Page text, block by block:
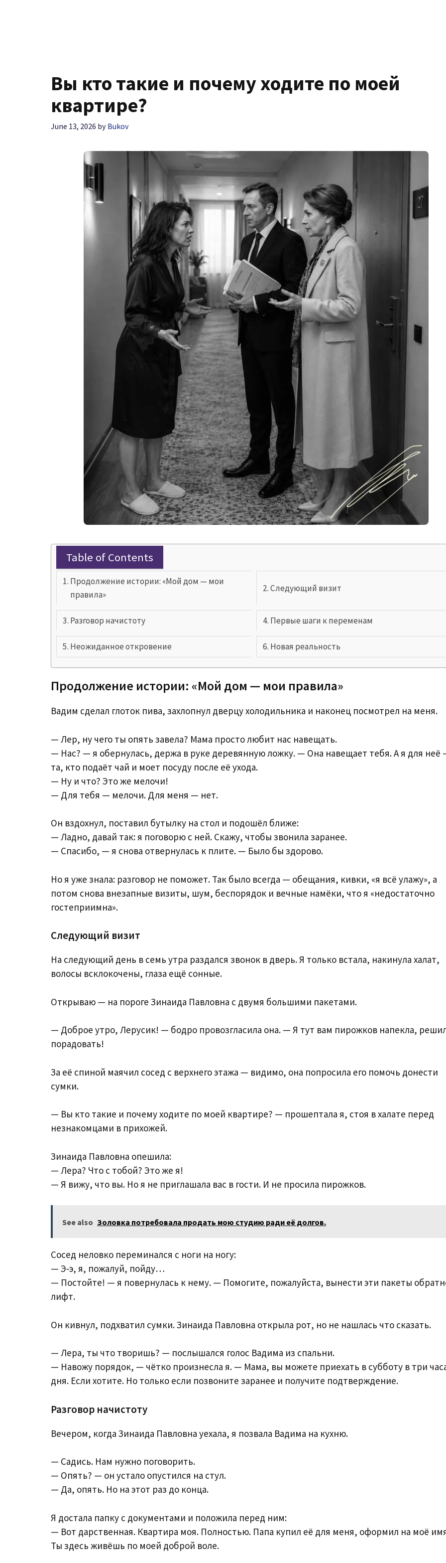
Вы кто такие и почему ходите по моей
квартире?
June 13, 2026 by Bukov
Table of Contents
Продолжение истории: «Мой дом — мои
правила»
Следующий визит
Разговор начистоту Первые шаги к переменам
Неожиданное откровение Новая реальность
Продолжение истории: «Мой дом — мои правила»
Вадим сделал глоток пива, захлопнул дверцу холодильника и наконец посмотрел на меня.
— Лер, ну чего ты опять завела? Мама просто любит нас навещать.
— Нас? — я обернулась, держа в руке деревянную ложку. — Она навещает тебя. А я для неё
та, кто подаёт чай и моет посуду после её ухода.
— Ну и что? Это же мелочи!
— Для тебя — мелочи. Для меня — нет.
Он вздохнул, поставил бутылку на стол и подошёл ближе:
— Ладно, давай так: я поговорю с ней. Скажу, чтобы звонила заранее.
— Спасибо, — я снова отвернулась к плите. — Было бы здорово.
Но я уже знала: разговор не поможет. Так было всегда — обещания, кивки, «я всё улажу», а
потом снова внезапные визиты, шум, беспорядок и вечные намёки, что я «недостаточно
гостеприимна».
Следующий визит
На следующий день в семь утра раздался звонок в дверь. Я только встала, накинула халат,
волосы всклокочены, глаза ещё сонные.
Открываю — на пороге Зинаида Павловна с двумя большими пакетами.
— Доброе утро, Лерусик! — бодро провозгласила она. — Я тут вам пирожков напекла,
порадовать!
За её спиной маячил сосед с верхнего этажа — видимо, она попросила его помочь донести
сумки.
— Вы кто такие и почему ходите по моей квартире? — прошептала я, стоя в халате перед
незнакомцами в прихожей.
Зинаида Павловна опешила:
— Лера? Что с тобой? Это же я!
— Я вижу, что вы. Но я не приглашала вас в гости. И не просила пирожков.
See also Золовка потребовала продать мою студию ради её долгов.
Сосед неловко переминался с ноги на ногу:
— Э‑э, я, пожалуй, пойду…
— Постойте! — я повернулась к нему. — Помогите, пожалуйста, вынести эти пакеты
лифт.
Он кивнул, подхватил сумки. Зинаида Павловна открыла рот, но не нашлась что сказать.
— Лера, ты что творишь? — послышался голос Вадима из спальни.
— Навожу порядок, — чётко произнесла я. — Мама, вы можете приехать в субботу в три
дня. Если хотите. Но только если позвоните заранее и получите подтверждение.
Разговор начистоту
Вечером, когда Зинаида Павловна уехала, я позвала Вадима на кухню.
— Садись. Нам нужно поговорить.
— Опять? — он устало опустился на стул.
— Да, опять. Но на этот раз до конца.
Я достала папку с документами и положила перед ним:
— Вот дарственная. Квартира моя. Полностью. Папа купил её для меня, оформил на моё
Ты здесь живёшь по моей доброй воле.